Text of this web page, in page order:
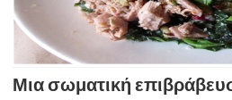
Μια σωματική